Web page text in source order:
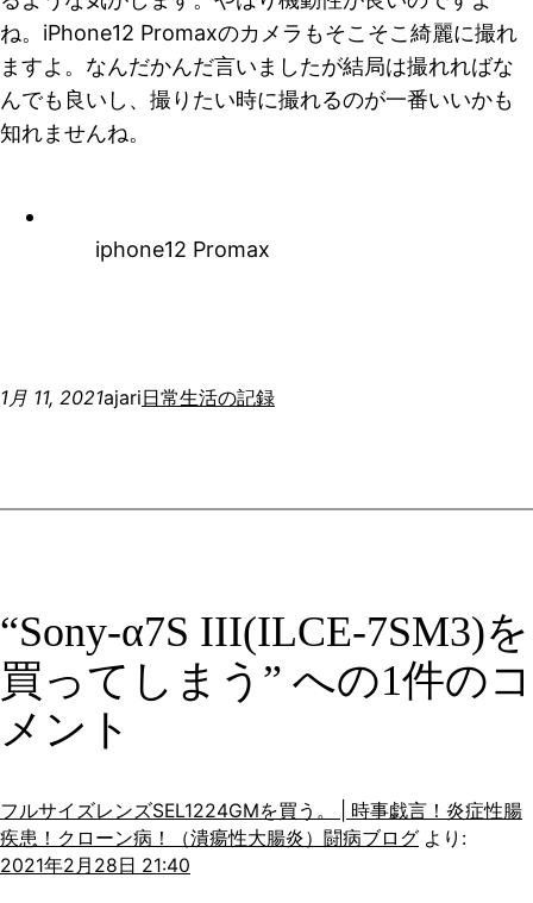
ね。iPhone12 Promaxのカメラもそこそこ綺麗に撮れ
ますよ。なんだかんだ言いましたが結局は撮れればな
んでも良いし、撮りたい時に撮れるのが一番いいかも
知れませんね。
iphone12 Promax
1月 11, 2021ajari日常生活の記録
“Sony-α7S III(ILCE-7SM3)を
買ってしまう” への1件のコ
メント
フルサイズレンズSEL1224GMを買う。 | 時事戯言！炎症性腸
疾患！クローン病！（潰瘍性大腸炎）闘病ブログ より:
2021年2月28日 21:40